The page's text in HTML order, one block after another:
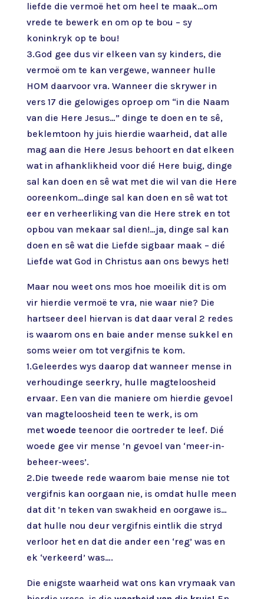
liefde die vermoë het om heel te maak…om
vrede te bewerk en om op te bou – sy
koninkryk op te bou!
3.God gee dus vir elkeen van sy kinders, die
vermoë om te kan vergewe, wanneer hulle
HOM daarvoor vra. Wanneer die skrywer in
vers 17 die gelowiges oproep om “in die Naam
van die Here Jesus…” dinge te doen en te sê,
beklemtoon hy juis hierdie waarheid, dat alle
mag aan die Here Jesus behoort en dat elkeen
wat in afhanklikheid voor dié Here buig, dinge
sal kan doen en sê wat met die wil van die Here
ooreenkom…dinge sal kan doen en sê wat tot
eer en verheerliking van die Here strek en tot
opbou van mekaar sal dien!…ja, dinge sal kan
doen en sê wat die Liefde sigbaar maak – dié
Liefde wat God in Christus aan ons bewys het!
Maar nou weet ons mos hoe moeilik dit is om
vir hierdie vermoë te vra, nie waar nie? Die
hartseer deel hiervan is dat daar veral 2 redes
is waarom ons en baie ander mense sukkel en
soms weier om tot vergifnis te kom.
1.Geleerdes wys daarop dat wanneer mense in
verhoudinge seerkry, hulle magteloosheid
ervaar. Een van die maniere om hierdie gevoel
van magteloosheid teen te werk, is om
met woede teenoor die oortreder te leef. Dié
woede gee vir mense ’n gevoel van ‘meer-in-
beheer-wees’.
2.Die tweede rede waarom baie mense nie tot
vergifnis kan oorgaan nie, is omdat hulle meen
dat dit ’n teken van swakheid en oorgawe is…
dat hulle nou deur vergifnis eintlik die stryd
verloor het en dat die ander een ‘reg’ was en
ek ‘verkeerd’ was….
Die enigste waarheid wat ons kan vrymaak van